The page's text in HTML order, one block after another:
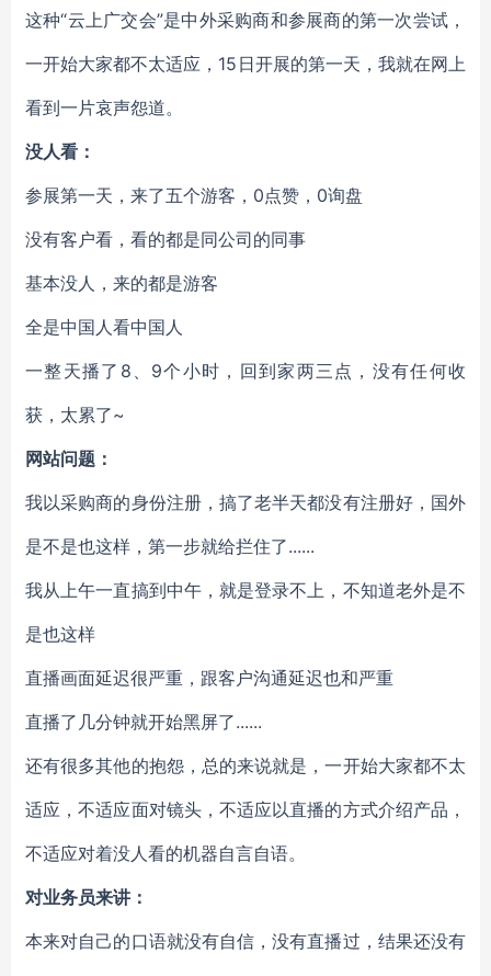
这种“云上广交会”是中外采购商和参展商的第一次尝试，
一开始大家都不太适应，15日开展的第一天，我就在网上
看到一片哀声怨道。
没人看：
参展第一天，来了五个游客，0点赞，0询盘
没有客户看，看的都是同公司的同事
基本没人，来的都是游客
全是中国人看中国人
一整天播了8、9个小时，回到家两三点，没有任何收
获，太累了~
网站问题：
我以采购商的身份注册，搞了老半天都没有注册好，国外
是不是也这样，第一步就给拦住了......
我从上午一直搞到中午，就是登录不上，不知道老外是不
是也这样
直播画面延迟很严重，跟客户沟通延迟也和严重
直播了几分钟就开始黑屏了......
还有很多其他的抱怨，总的来说就是，一开始大家都不太
适应，不适应面对镜头，不适应以直播的方式介绍产品，
不适应对着没人看的机器自言自语。
对业务员来讲：
本来对自己的口语就没有自信，没有直播过，结果还没有